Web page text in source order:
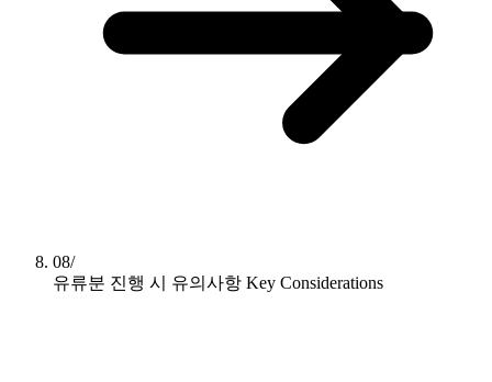
08/
유류분 진행 시 유의사항 Key Considerations